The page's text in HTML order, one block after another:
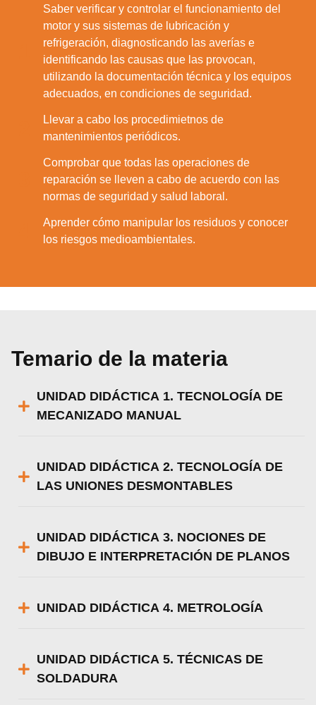
Saber verificar y controlar el funcionamiento del
motor y sus sistemas de lubricación y
refrigeración, diagnosticando las averías e
identificando las causas que las provocan,
utilizando la documentación técnica y los equipos
adecuados, en condiciones de seguridad.
Llevar a cabo los procedimietnos de
mantenimientos periódicos.
Comprobar que todas las operaciones de
reparación se lleven a cabo de acuerdo con las
normas de seguridad y salud laboral.
Aprender cómo manipular los residuos y conocer
los riesgos medioambientales.
Temario de la materia
UNIDAD DIDÁCTICA 1. TECNOLOGÍA DE
MECANIZADO MANUAL
UNIDAD DIDÁCTICA 2. TECNOLOGÍA DE
LAS UNIONES DESMONTABLES
UNIDAD DIDÁCTICA 3. NOCIONES DE
DIBUJO E INTERPRETACIÓN DE PLANOS
UNIDAD DIDÁCTICA 4. METROLOGÍA
UNIDAD DIDÁCTICA 5. TÉCNICAS DE
SOLDADURA